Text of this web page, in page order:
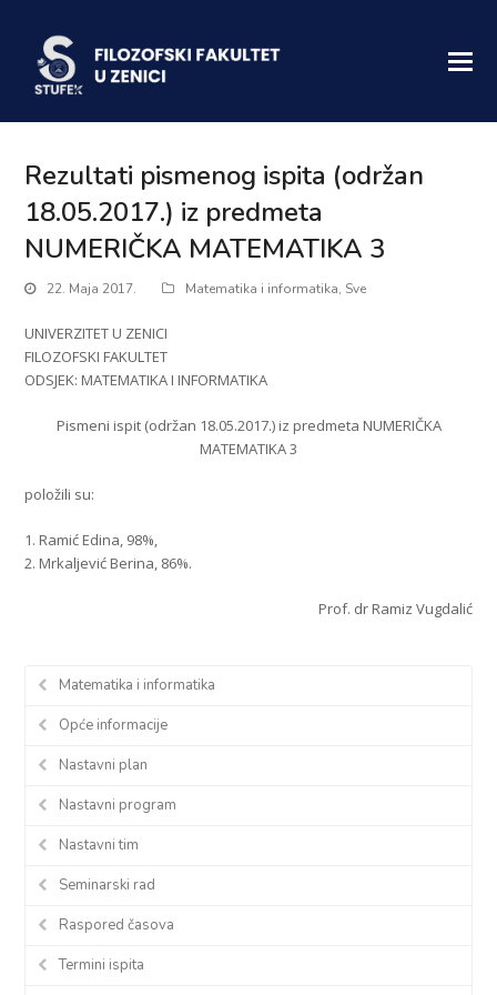
Rezultati pismenog ispita (održan
18.05.2017.) iz predmeta
NUMERIČKA MATEMATIKA 3
22. Maja 2017. Matematika i informatika, Sve
UNIVERZITET U ZENICI
FILOZOFSKI FAKULTET
ODSJEK: MATEMATIKA I INFORMATIKA
Pismeni ispit (održan 18.05.2017.) iz predmeta NUMERIČKA
MATEMATIKA 3
položili su:
1. Ramić Edina, 98%,
2. Mrkaljević Berina, 86%.
Prof. dr Ramiz Vugdalić
Matematika i informatika
Opće informacije
Nastavni plan
Nastavni program
Nastavni tim
Seminarski rad
Raspored časova
Termini ispita